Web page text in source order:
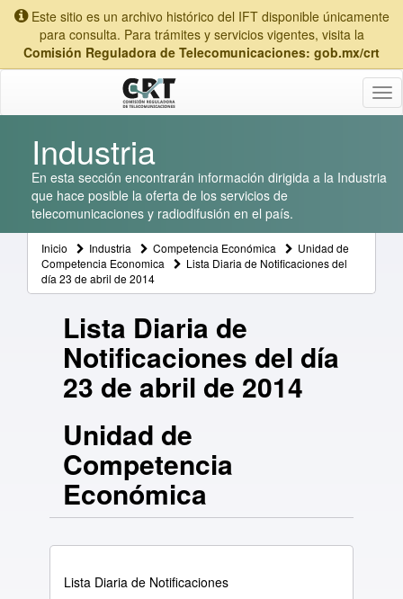
Este sitio es un archivo histórico del IFT disponible únicamente
para consulta. Para trámites y servicios vigentes, visita la
Comisión Reguladora de Telecomunicaciones: gob.mx/crt
Industria
En esta sección encontrarán información dirigida a la Industria
que hace posible la oferta de los servicios de
telecomunicaciones y radiodifusión en el país.
Inicio Industria Competencia Económica
Unidad de
Competencia Economica
Lista Diaria de Notificaciones del
día 23 de abril de 2014
Lista Diaria de
Notificaciones del día
23 de abril de 2014
Unidad de
Competencia
Económica
Lista Diaria de Notificaciones